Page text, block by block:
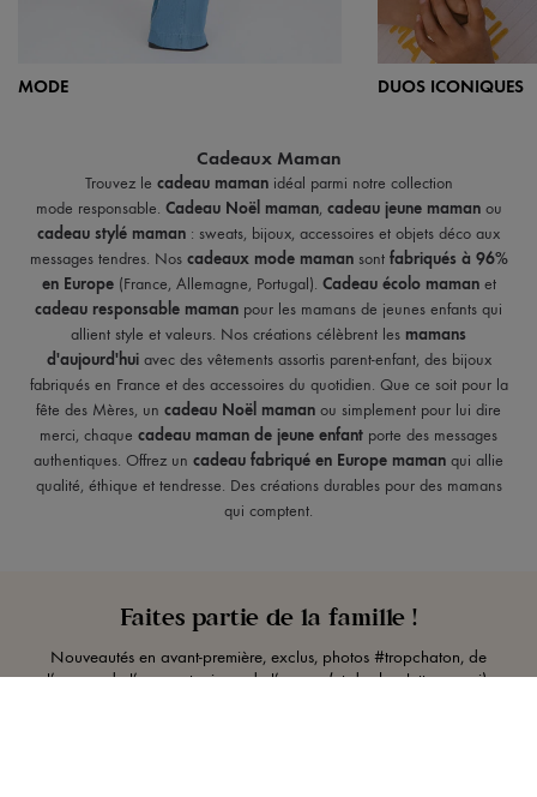
MODE DUOS ICONIQUES
Cadeaux Maman
Trouvez le cadeau mamanidéal parmi notre collection
mode responsable. Cadeau Noël maman, cadeau jeune mamanou
cadeau stylé maman : sweats, bijoux, accessoires et objets déco aux
messages tendres. Nos cadeaux mode mamansont fabriqués à 96%
en Europe(France, Allemagne, Portugal). Cadeau écolo mamanet
cadeau responsable maman pour les mamans de jeunes enfants qui
allient style et valeurs. Nos créations célèbrent les mamans
d'aujourd'huiavec des vêtements assortis parent-enfant, des bijoux
fabriqués en France et des accessoires du quotidien. Que ce soit pour la
fête des Mères, un cadeau Noël maman ou simplement pour lui dire
merci, chaque cadeau maman de jeune enfant porte des messages
authentiques. Offrez un cadeau fabriqué en Europe maman qui allie
qualité, éthique et tendresse. Des créations durables pour des mamans
qui comptent.
Faites partie de la famille !
Nouveautés en avant-première, exclus, photos #tropchaton, de
l’amour, de l’amour, toujours de l’amour (et des boulettes, aussi).